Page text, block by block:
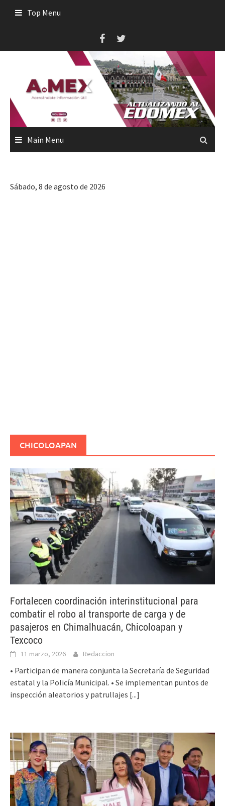
Top Menu
Main Menu
Sábado, 8 de agosto de 2026
CHICOLOAPAN
Fortalecen coordinación interinstitucional para
combatir el robo al transporte de carga y de
pasajeros en Chimalhuacán, Chicoloapan y
Texcoco
11 marzo, 2026 Redaccion
• Participan de manera conjunta la Secretaría de Seguridad
estatal y la Policía Municipal. • Se implementan puntos de
inspección aleatorios y patrullajes [...]